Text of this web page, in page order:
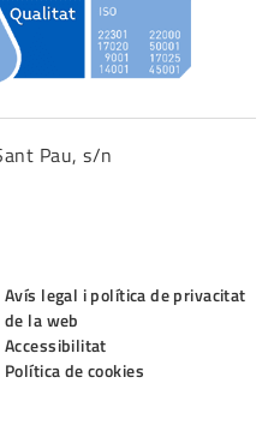
Pau, s/n
Avís legal i política de privacitat
de la web
Accessibilitat
Política de cookies